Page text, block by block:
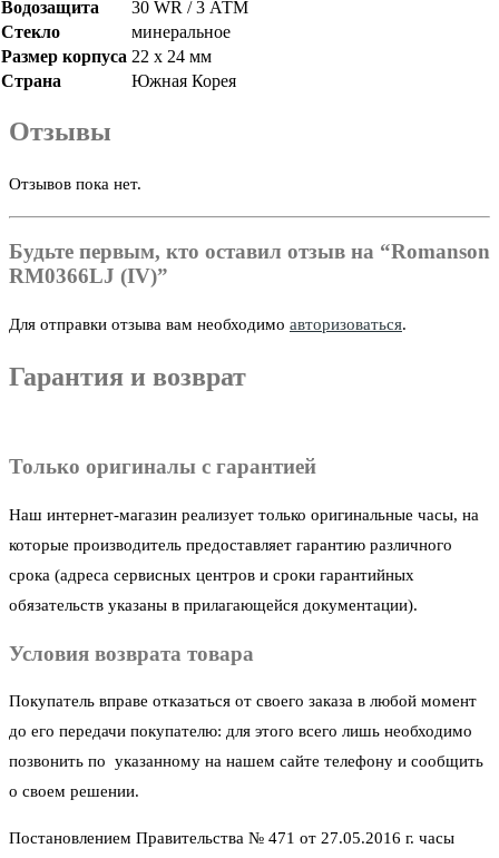
Водозащита
30 WR / 3 АТМ
Стекло
минеральное
Размер корпуса 22 х 24 мм
Страна
Южная Корея
Отзывы
Отзывов пока нет.
Будьте первым, кто оставил отзыв на “Romanson
RM0366LJ (IV)”
Для отправки отзыва вам необходимо авторизоваться.
Гарантия и возврат
Только оригиналы с гарантией
Наш интернет-магазин реализует только оригинальные часы, на
которые производитель предоставляет гарантию различного
срока (адреса сервисных центров и сроки гарантийных
обязательств указаны в прилагающейся документации).
Условия возврата товара
Покупатель вправе отказаться от своего заказа в любой момент
до его передачи покупателю: для этого всего лишь необходимо
позвонить по указанному на нашем сайте телефону и сообщить
о своем решении.
Постановлением Правительства № 471 от 27.05.2016 г. часы